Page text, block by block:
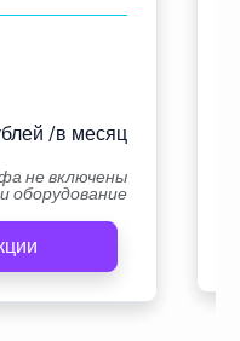
/в месяц
не включены
оборудование